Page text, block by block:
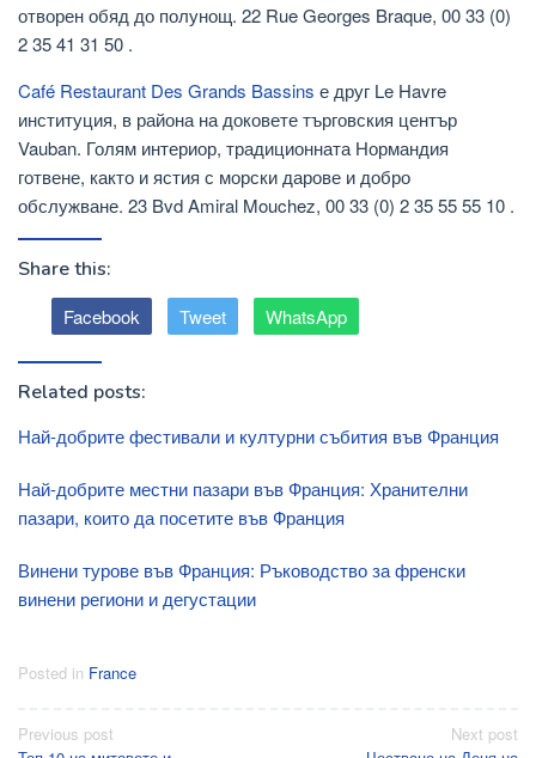
отворен обяд до полунощ. 22 Rue Georges Braque, 00 33 (0)
2 35 41 31 50 .
Café Restaurant Des Grands Bassins е друг Le Havre
институция, в района на доковете търговския център
Vauban. Голям интериор, традиционната Нормандия
готвене, както и ястия с морски дарове и добро
обслужване. 23 Bvd Amiral Mouchez, 00 33 (0) 2 35 55 55 10 .
Share this:
Facebook Tweet WhatsApp
Related posts:
Най-добрите фестивали и културни събития във Франция
Най-добрите местни пазари във Франция: Хранителни
пазари, които да посетите във Франция
Винени турове във Франция: Ръководство за френски
винени региони и дегустации
Posted in France
Post
Previous post
Next post